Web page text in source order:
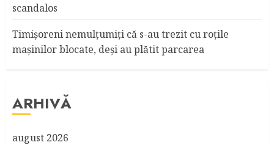
scandalos
Timişoreni nemulţumiţi că s-au trezit cu roţile
maşinilor blocate, deşi au plătit parcarea
ARHIVĂ
august 2026